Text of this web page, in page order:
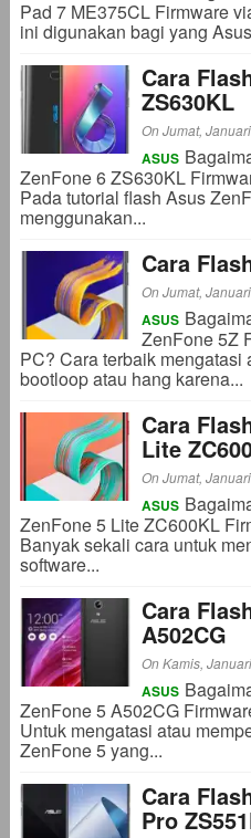
Pad 7 ME375CL Firmware
ini digunakan bagi yang
Cara
ZS630KL
On Jumat,
ASUS
ZenFone 6 ZS630KL
Pada tutorial flash Asus
menggunakan...
Cara
On Jumat,
ASUS
ZenFone 5Z
PC? Cara terbaik
bootloop atau hang karena...
Cara
Lite
On Jumat,
ASUS
ZenFone 5 Lite ZC600KL
Banyak sekali cara untuk
software...
Cara
A502CG
On Kamis,
ASUS
ZenFone 5 A502CG
Untuk mengatasi atau
ZenFone 5 yang...
Cara
Pro